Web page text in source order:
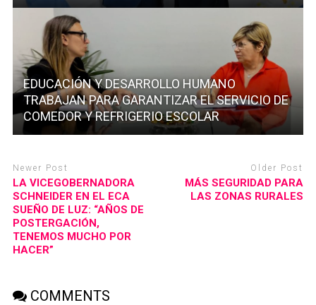
EDUCACIÓN Y DESARROLLO HUMANO
TRABAJAN PARA GARANTIZAR EL SERVICIO DE
COMEDOR Y REFRIGERIO ESCOLAR
Newer Post
LA VICEGOBERNADORA
SCHNEIDER EN EL ECA
SUEÑO DE LUZ: “AÑOS DE
POSTERGACIÓN,
TENEMOS MUCHO POR
HACER”
Older Post
MÁS SEGURIDAD PARA
LAS ZONAS RURALES
COMMENTS